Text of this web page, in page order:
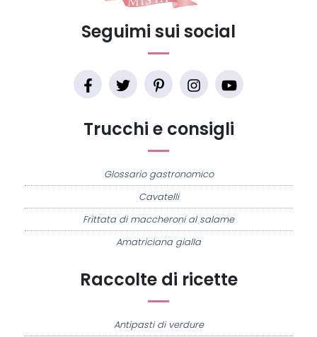
Raccolte di ricette
Antipasti di verdure
Trucchi e consigli
Glossario gastronomico
Cavatelli
Frittata di maccheroni al salame
Amatriciana gialla
Seguimi sui social